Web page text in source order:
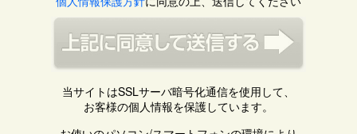
当サイトはSSLサーバ暗号化通信を使用して、
お客様の個人情報を保護しています。